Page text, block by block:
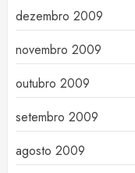
dezembro 2009
novembro 2009
outubro 2009
setembro 2009
agosto 2009